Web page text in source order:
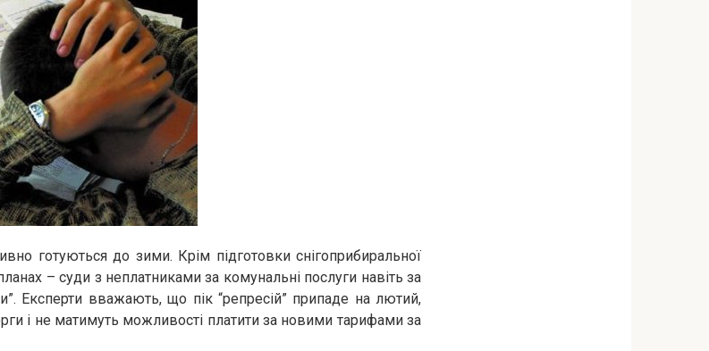
готуються до зими. Крім підготовки снігоприбиральної
– суди з неплатниками за комунальні послуги навіть за
Експерти вважають, що пік “репресій” припаде на лютий,
і не матимуть можливості платити за новими тарифами за